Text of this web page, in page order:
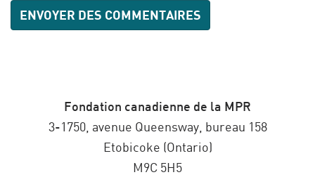
Fondation canadienne de la MPR
3-1750, avenue Queensway, bureau 158
Etobicoke (Ontario)
M9C 5H5